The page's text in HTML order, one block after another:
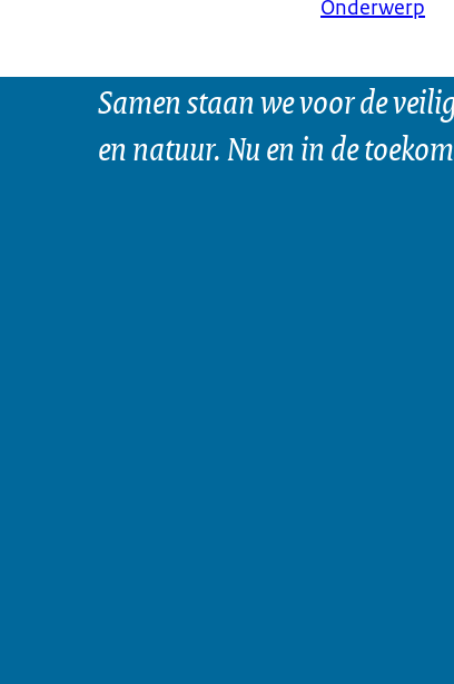
Onderwerp
Samen staan we voor de
en natuur. Nu en in de